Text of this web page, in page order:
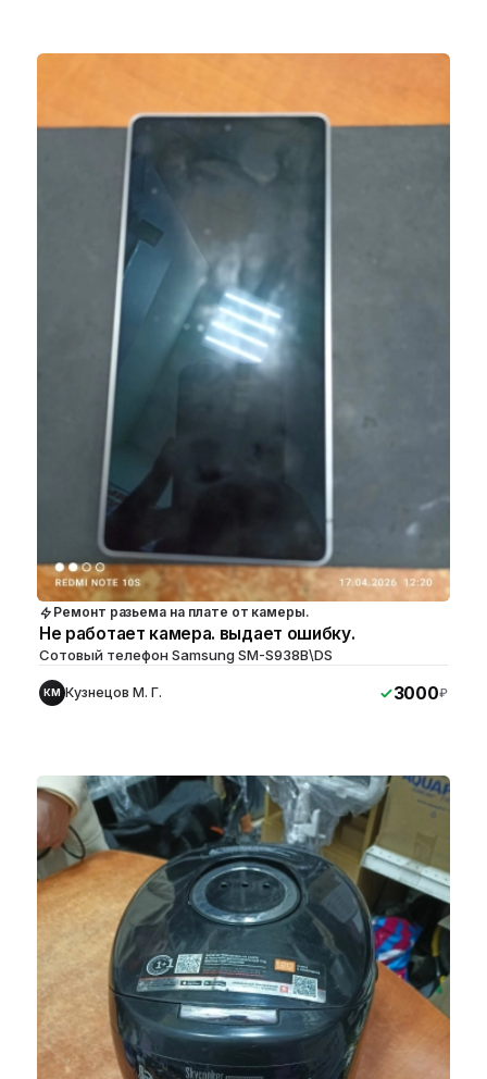
Ремонт разьема на плате от камеры.
Не работает камера. выдает ошибку.
Сотовый телефон Samsung SM-S938B\DS
КМ Кузнецов М. Г. 3000₽